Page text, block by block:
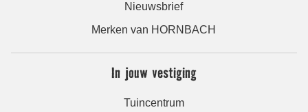
Nieuwsbrief
Merken van HORNBACH
In jouw vestiging
Tuincentrum